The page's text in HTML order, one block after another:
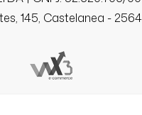
Mais Avaliações
145, Castelanea -